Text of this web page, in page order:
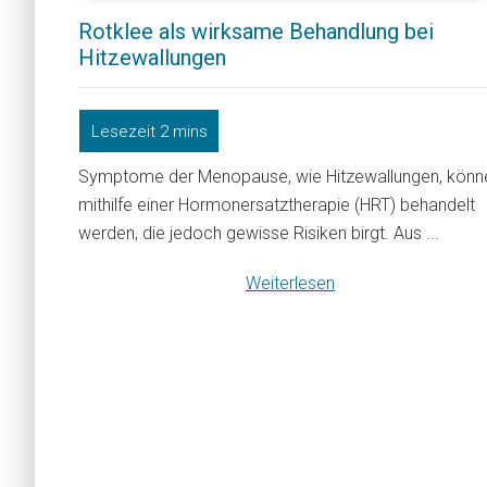
Rotklee als wirksame Behandlung bei
Hitzewallungen
Symptome der Menopause, wie Hitzewallungen,
mithilfe einer Hormonersatztherapie (HRT) behandelt
werden, die jedoch gewisse Risiken birgt. Aus ...
Weiterlesen